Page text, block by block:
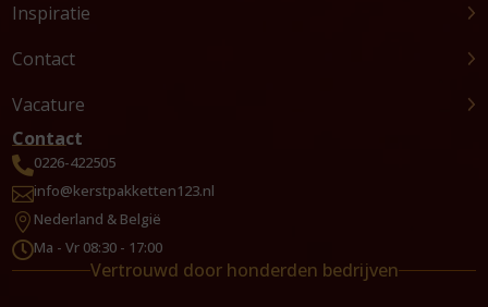
Inspiratie
Contact
Vacature
Contact
0226-422505
info@kerstpakketten123.nl
 Nederland & België
Ma - Vr 08:30 - 17:00
Vertrouwd door honderden bedrijven